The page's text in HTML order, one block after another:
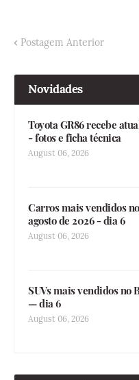
Postagem Anterior
Novidades
Toyota GR86 recebe
- fotos e ficha técnica
August 06, 2026
Carros mais vendidos
agosto de 2026 - dia 6
August 06, 2026
SUVs mais vendidos no
— dia 6
August 06, 2026